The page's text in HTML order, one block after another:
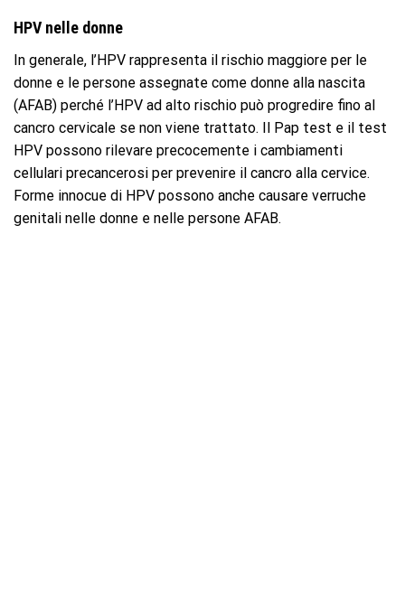
HPV nelle donne
In generale, l’HPV rappresenta il rischio maggiore per le
donne e le persone assegnate come donne alla nascita
(AFAB) perché l’HPV ad alto rischio può progredire fino al
cancro cervicale se non viene trattato. Il Pap test e il test
HPV possono rilevare precocemente i cambiamenti
cellulari precancerosi per prevenire il cancro alla cervice.
Forme innocue di HPV possono anche causare verruche
genitali nelle donne e nelle persone AFAB.